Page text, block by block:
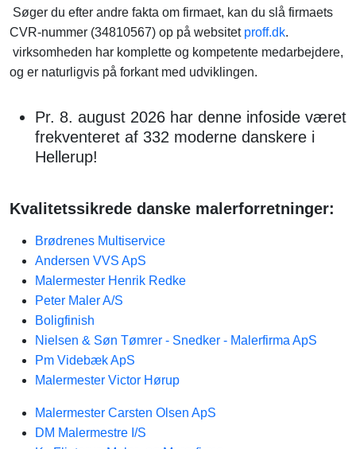
Søger du efter andre fakta om firmaet, kan du slå firmaets
CVR-nummer (34810567) op på websitet proff.dk.
virksomheden har komplette og kompetente medarbejdere,
og er naturligvis på forkant med udviklingen.
Pr. 8. august 2026 har denne infoside været
frekventeret af 332 moderne danskere i
Hellerup!
Kvalitetssikrede danske malerforretninger:
Brødrenes Multiservice
Andersen VVS ApS
Malermester Henrik Redke
Peter Maler A/S
Boligfinish
Nielsen & Søn Tømrer - Snedker - Malerfirma ApS
Pm Videbæk ApS
Malermester Victor Hørup
Malermester Carsten Olsen ApS
DM Malermestre I/S